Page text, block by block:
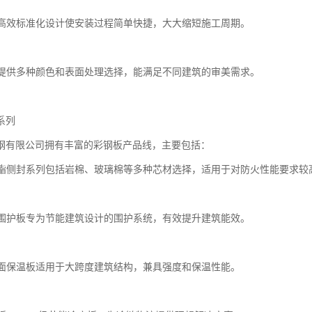
效标准化设计使安装过程简单快捷，大大缩短施工周期。
供多种颜色和表面处理选择，能满足不同建筑的审美需求。
列
有限公司拥有丰富的彩钢板产品线，主要包括：
侧封系列包括岩棉、玻璃棉等多种芯材选择，适用于对防火性能要求较
护板专为节能建筑设计的围护系统，有效提升建筑能效。
保温板适用于大跨度建筑结构，兼具强度和保温性能。